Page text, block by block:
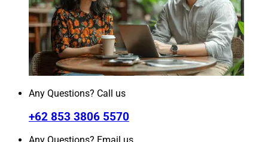
Any Questions? Call us
+62 853 3806 5570